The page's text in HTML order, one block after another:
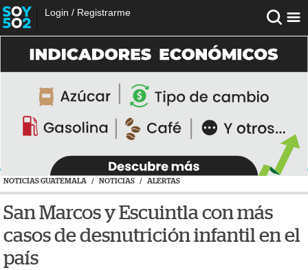
Login / Registrarme
NOTICIAS GUATEMALA / NOTICIAS / ALERTAS
San Marcos y Escuintla con más
casos de desnutrición infantil en el
país